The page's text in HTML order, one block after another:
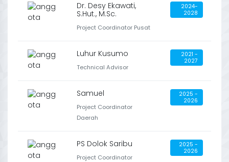
Dr. Desy Ekawati,
S.Hut., M.Sc.
Project Coordinator Pusat
2024-
2028
Luhur Kusumo
Technical Advisor
2021 -
2027
Samuel
Project Coordinator
Daerah
2025 -
2026
PS Dolok Saribu
Project Coordinator
2025 -
2026